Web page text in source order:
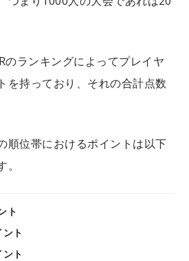
ランキングによってプレイヤ
を持っており、それの合計点数
順位帯におけるポイントは以下
ト
ト
ト